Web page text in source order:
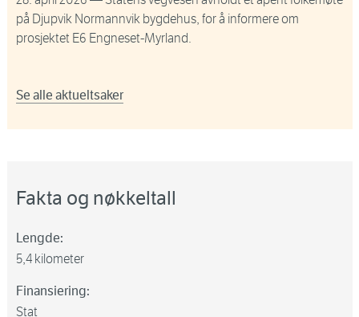
på Djupvik Normannvik bygdehus, for å informere om
prosjektet E6 Engneset-Myrland.
Se alle aktueltsaker
Fakta og nøkkeltall
Lengde:
5,4 kilometer
Finansiering:
Stat